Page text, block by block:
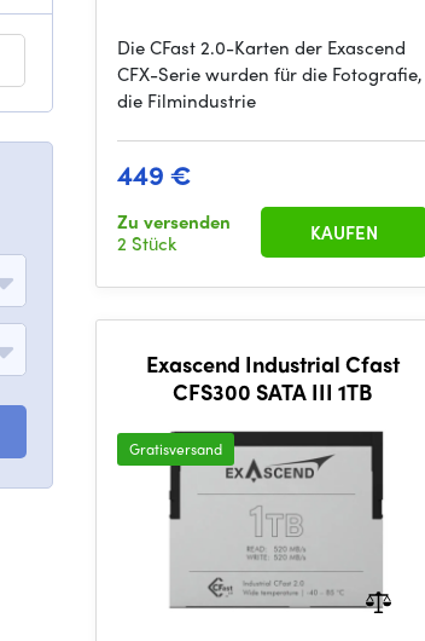
Die CFast 2.0-Karten der Exascend
CFX-Serie wurden für die Fotografie,
die Filmindustrie
449 €
Zu versenden
2 Stück
KAUFEN
Exascend Industrial Cfast
CFS300 SATA III 1TB
Gratisversand